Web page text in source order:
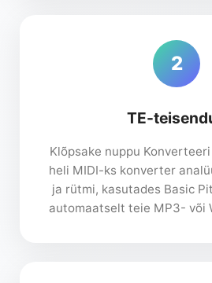
2
TE-
Klõpsake nuppu
heli MIDI-ks konverter
ja rütmi, kasutades Basic
automaatselt teie MP3- või